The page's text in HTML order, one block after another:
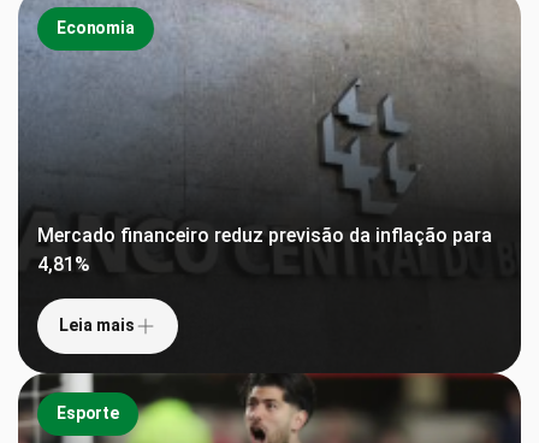
Economia
Mercado financeiro reduz previsão da inflação para
4,81%
Leia mais
Esporte